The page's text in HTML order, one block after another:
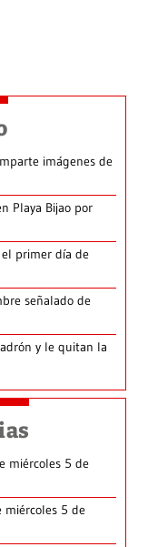
imágenes de
Playa Bijao por
el primer día de
señalado de
y le quitan la
miércoles 5 de
miércoles 5 de